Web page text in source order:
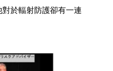
於輻射防護卻有一連